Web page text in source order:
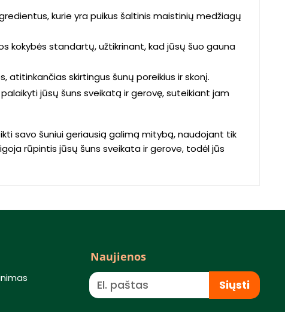
kurie yra puikus šaltinis maistinių medžiagų
kokybės standartų, užtikrinant, kad jūsų šuo gauna
atitinkančias skirtingus šunų poreikius ir skonį.
jūsų šuns sveikatą ir gerovę, suteikiant jam
savo šuniui geriausią galimą mitybą, naudojant tik
rūpintis jūsų šuns sveikata ir gerove, todėl jūs
Naujienos
Siųsti